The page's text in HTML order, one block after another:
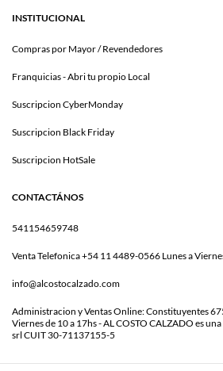
INSTITUCIONAL
Compras por Mayor / Revendedores
Franquicias - Abri tu propio Local
Suscripcion CyberMonday
Suscripcion Black Friday
Suscripcion HotSale
CONTACTÁNOS
541154659748
Venta Telefonica +54 11 4489-0566 Lunes a
info@alcostocalzado.com
Administracion y Ventas Online: Constituyentes
Viernes de 10 a 17hs - AL COSTO CALZADO es
srl CUIT 30-71137155-5